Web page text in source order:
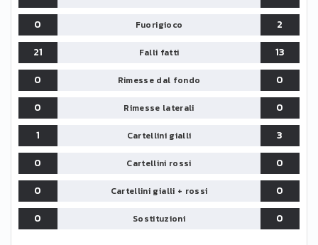
0
Fuorigioco
2
21
Falli fatti
13
0
Rimesse dal fondo
0
0
Rimesse laterali
0
1
Cartellini gialli
3
0
Cartellini rossi
0
0
Cartellini gialli + rossi
0
0
Sostituzioni 0